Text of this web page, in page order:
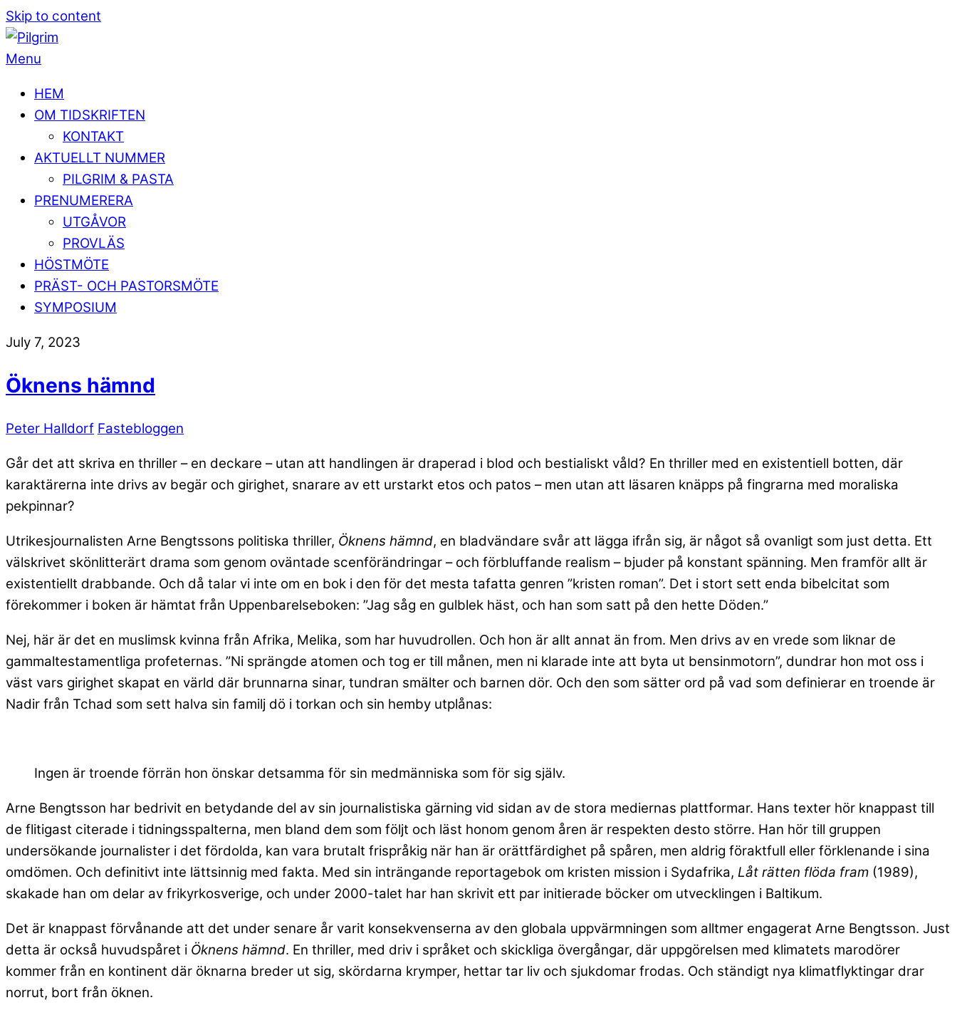
Skip to content
Menu
HEM
OM TIDSKRIFTEN
KONTAKT
AKTUELLT NUMMER
PILGRIM & PASTA
PRENUMERERA
UTGÅVOR
PROVLÄS
HÖSTMÖTE
PRÄST- OCH PASTORSMÖTE
SYMPOSIUM
July 7, 2023
Öknens hämnd
Peter Halldorf Fastebloggen
Går det att skriva en thriller – en deckare – utan att handlingen är draperad i blod och bestialiskt våld? En thriller med en existentiell botten, där
karaktärerna inte drivs av begär och girighet, snarare av ett urstarkt etos och patos – men utan att läsaren knäpps på fingrarna med moraliska
pekpinnar?
Utrikesjournalisten Arne Bengtssons politiska thriller, Öknens hämnd, en bladvändare svår att lägga ifrån sig, är något så ovanligt som just detta. Ett
välskrivet skönlitterärt drama som genom oväntade scenförändringar – och förbluffande realism – bjuder på konstant spänning. Men framför allt är
existentiellt drabbande. Och då talar vi inte om en bok i den för det mesta tafatta genren ”kristen roman”. Det i stort sett enda bibelcitat som
förekommer i boken är hämtat från Uppenbarelseboken: ”Jag såg en gulblek häst, och han som satt på den hette Döden.”
Nej, här är det en muslimsk kvinna från Afrika, Melika, som har huvudrollen. Och hon är allt annat än from. Men drivs av en vrede som liknar de
gammaltestamentliga profeternas. ”Ni sprängde atomen och tog er till månen, men ni klarade inte att byta ut bensinmotorn”, dundrar hon mot oss i
väst vars girighet skapat en värld där brunnarna sinar, tundran smälter och barnen dör. Och den som sätter ord på vad som definierar en troende är
Nadir från Tchad som sett halva sin familj dö i torkan och sin hemby utplånas:
Ingen är troende förrän hon önskar detsamma för sin medmänniska som för sig själv.
Arne Bengtsson har bedrivit en betydande del av sin journalistiska gärning vid sidan av de stora mediernas plattformar. Hans texter hör knappast till
de flitigast citerade i tidningsspalterna, men bland dem som följt och läst honom genom åren är respekten desto större. Han hör till gruppen
undersökande journalister i det fördolda, kan vara brutalt frispråkig när han är orättfärdighet på spåren, men aldrig föraktfull eller förklenande i sina
omdömen. Och definitivt inte lättsinnig med fakta. Med sin inträngande reportagebok om kristen mission i Sydafrika, Låt rätten flöda fram (1989),
skakade han om delar av frikyrkosverige, och under 2000-talet har han skrivit ett par initierade böcker om utvecklingen i Baltikum.
Det är knappast förvånande att det under senare år varit konsekvenserna av den globala uppvärmningen som alltmer engagerat Arne Bengtsson. Just
detta är också huvudspåret i Öknens hämnd. En thriller, med driv i språket och skickliga övergångar, där uppgörelsen med klimatets marodörer
kommer från en kontinent där öknarna breder ut sig, skördarna krymper, hettar tar liv och sjukdomar frodas. Och ständigt nya klimatflyktingar drar
norrut, bort från öknen.